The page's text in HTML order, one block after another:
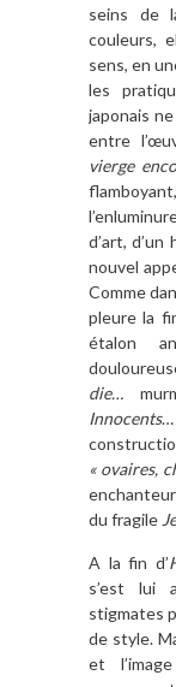
seins de
couleurs,
sens, en
les
japonais
entre
vierge
d’art, d’un
nouvel
Comme
pleure la
étalon
die…
Innocents…
« ovaires,
du fragile
A la fin d’
s’est lui
stigmates
de style.
et